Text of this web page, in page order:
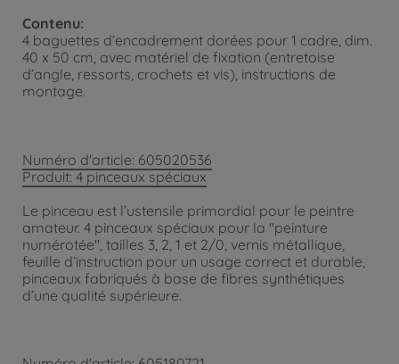
Contenu:
4 baguettes d’encadrement dorées pour 1 cadre, dim.
40 x 50 cm, avec matériel de fixation (entretoise
d’angle, ressorts, crochets et vis), instructions de
montage.
Numéro d'article: 605020536
Produit: 4 pinceaux spéciaux
Le pinceau est l’ustensile primordial pour le peintre
amateur. 4 pinceaux spéciaux pour la "peinture
numérotée", tailles 3, 2, 1 et 2/0, vernis métallique,
feuille d’instruction pour un usage correct et durable,
pinceaux fabriqués à base de fibres synthétiques
d’une qualité supérieure.